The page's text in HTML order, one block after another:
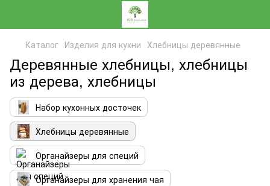
Каталог Изделия для кухни Хлебницы деревянные
Деревянные хлебницы, хлебницы
из дерева, хлебницы
Набор кухонных досточек
Хлебницы деревянные
Органайзеры для специй
Органайзеры для хранения чая